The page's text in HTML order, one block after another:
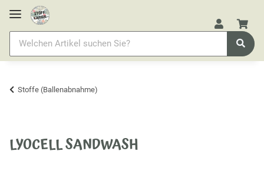
Stoffe (Ballenabnahme)
LYOCELL SANDWASH